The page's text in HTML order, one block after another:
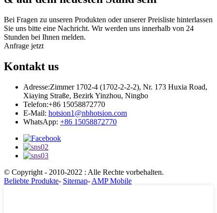
Bei Fragen zu unseren Produkten oder unserer Preisliste hinterlassen
Sie uns bitte eine Nachricht. Wir werden uns innerhalb von 24
Stunden bei Ihnen melden.
Anfrage jetzt
Kontakt us
Adresse:Zimmer 1702-4 (1702-2-2-2), Nr. 173 Huxia Road,
Xiaying Straße, Bezirk Yinzhou, Ningbo
Telefon:+86 15058872770
E-Mail: hotsion1@nbhotsion.com
WhatsApp: +86 15058872770
© Copyright - 2010-2022 : Alle Rechte vorbehalten.
Beliebte Produkte- Sitemap- AMP Mobile